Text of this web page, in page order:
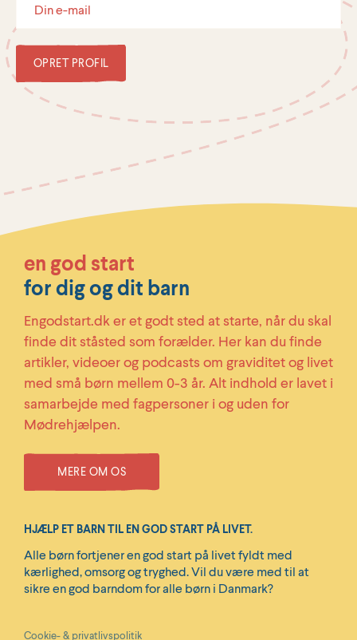
OPRET PROFIL
en god start
for dig og dit barn
Engodstart.dk er et godt sted at starte, når du skal
finde dit ståsted som forælder. Her kan du finde
artikler, videoer og podcasts om graviditet og livet
med små børn mellem 0-3 år. Alt indhold er lavet i
samarbejde med fagpersoner i og uden for
Mødrehjælpen.
MERE OM OS
HJÆLP ET BARN TIL EN GOD START PÅ LIVET.
Alle børn fortjener en god start på livet fyldt med
kærlighed, omsorg og tryghed. Vil du være med til at
sikre en god barndom for alle børn i Danmark?
Cookie- & privatlivspolitik